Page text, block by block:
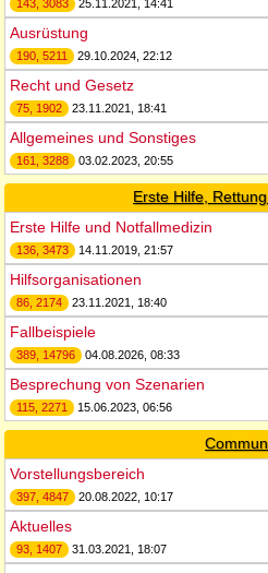
143, 3083 25.11.2021, 14:41
Ausrüstung
190, 5211 29.10.2024, 22:12
Recht und Gesetz
75, 1902 23.11.2021, 18:41
Allgemeines und Sonstiges
161, 3288 03.02.2023, 20:55
Erste Hilfe,
Erste Hilfe und Notfallmedizin
136, 3473 14.11.2019, 21:57
Hilfsorganisationen
86, 2174 23.11.2021, 18:40
Fallbeispiele
389, 14796 04.08.2026, 08:33
Besprechung von Szenarien
115, 2271 15.06.2023, 06:56
Vorstellungsbereich
397, 4847 20.08.2022, 10:17
Aktuelles
93, 1407 31.03.2021, 18:07